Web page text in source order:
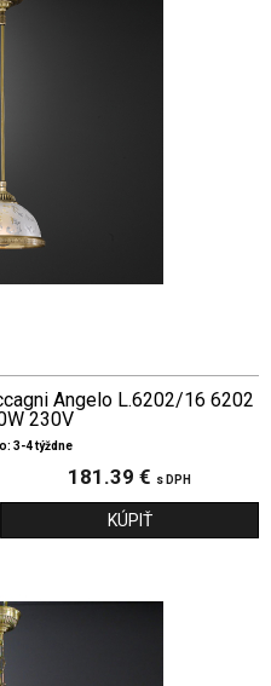
Angelo L.6202/16 6202
230V
3-4 týždne
181.39 € s DPH